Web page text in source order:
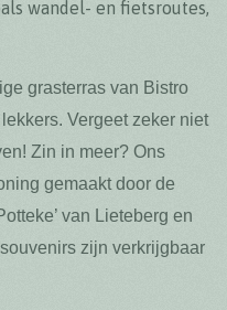
wandel- en fietsroutes,
grasterras van Bistro
Vergeet zeker niet
Zin in meer? Ons
gemaakt door de
van Lieteberg en
zijn verkrijgbaar